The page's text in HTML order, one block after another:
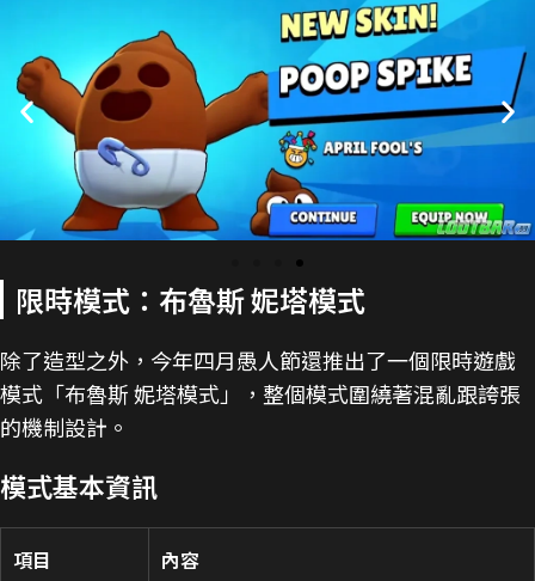
限時模式：布魯斯 妮塔模式
除了造型之外，今年四月愚人節還推出了一個限時遊戲
模式「布魯斯 妮塔模式」，整個模式圍繞著混亂跟誇張
的機制設計。
模式基本資訊
項目 內容